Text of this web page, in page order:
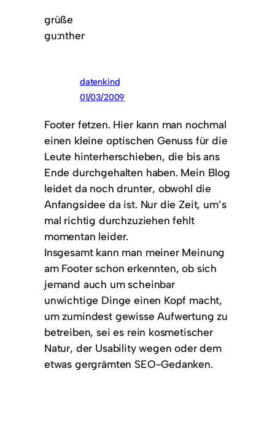
grüße
gu:nther
datenkind
01/03/2009
Footer fetzen. Hier kann man nochmal
einen kleine optischen Genuss für die
Leute hinterherschieben, die bis ans
Ende durchgehalten haben. Mein Blog
leidet da noch drunter, obwohl die
Anfangsidee da ist. Nur die Zeit, um’s
mal richtig durchzuziehen fehlt
momentan leider.
Insgesamt kann man meiner Meinung
am Footer schon erkennten, ob sich
jemand auch um scheinbar
unwichtige Dinge einen Kopf macht,
um zumindest gewisse Aufwertung zu
betreiben, sei es rein kosmetischer
Natur, der Usability wegen oder dem
etwas gergrämten SEO-Gedanken.